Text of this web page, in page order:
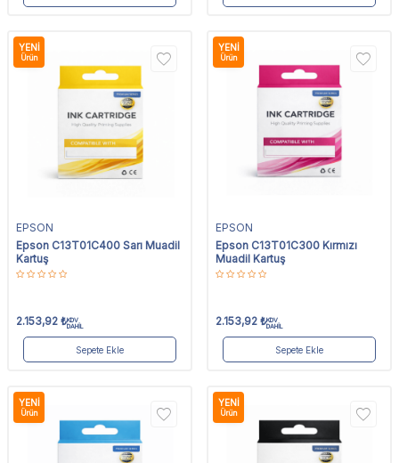
YENI
Ürün
EPSON
Epson C13T01C400 Sarı Muadil
Kartuş
2.153,92 ₺KDV
DAHİL
Sepete Ekle
YENI
Ürün
EPSON
Epson C13T01C300 Kırmızı
Muadil Kartuş
2.153,92 ₺KDV
DAHİL
Sepete Ekle
YENI
Ürün
YENI
Ürün